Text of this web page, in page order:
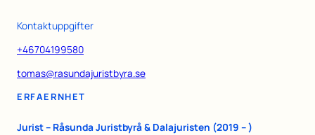
Kontaktuppgifter
+46704199580
tomas@rasundajuristbyra.se
ERFAERNHET
Jurist – Råsunda Juristbyrå & Dalajuristen (2019 – )